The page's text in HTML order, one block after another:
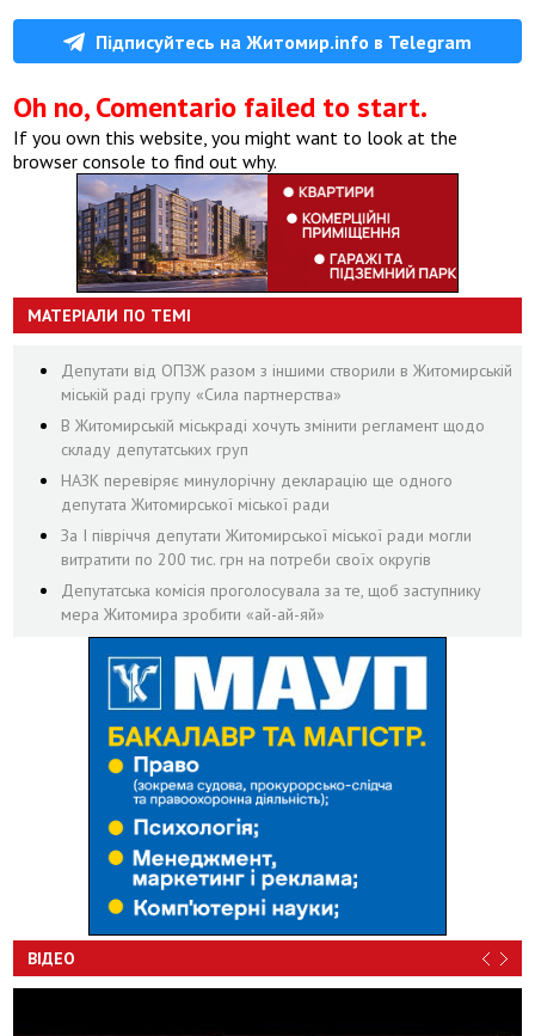
Підписуйтесь на Житомир.info в Telegram
Oh no, Comentario failed to start.
If you own this website, you might want to look at the
browser console to find out why.
МАТЕРІАЛИ ПО ТЕМІ
Депутати від ОПЗЖ разом з іншими створили в Житомирській
міській раді групу «Сила партнерства»
В Житомирській міськраді хочуть змінити регламент щодо
складу депутатських груп
НАЗК перевіряє минулорічну декларацію ще одного
депутата Житомирської міської ради
За І півріччя депутати Житомирської міської ради могли
витратити по 200 тис. грн на потреби своїх округів
Депутатська комісія проголосувала за те, щоб заступнику
мера Житомира зробити «ай-ай-яй»
ВІДЕО